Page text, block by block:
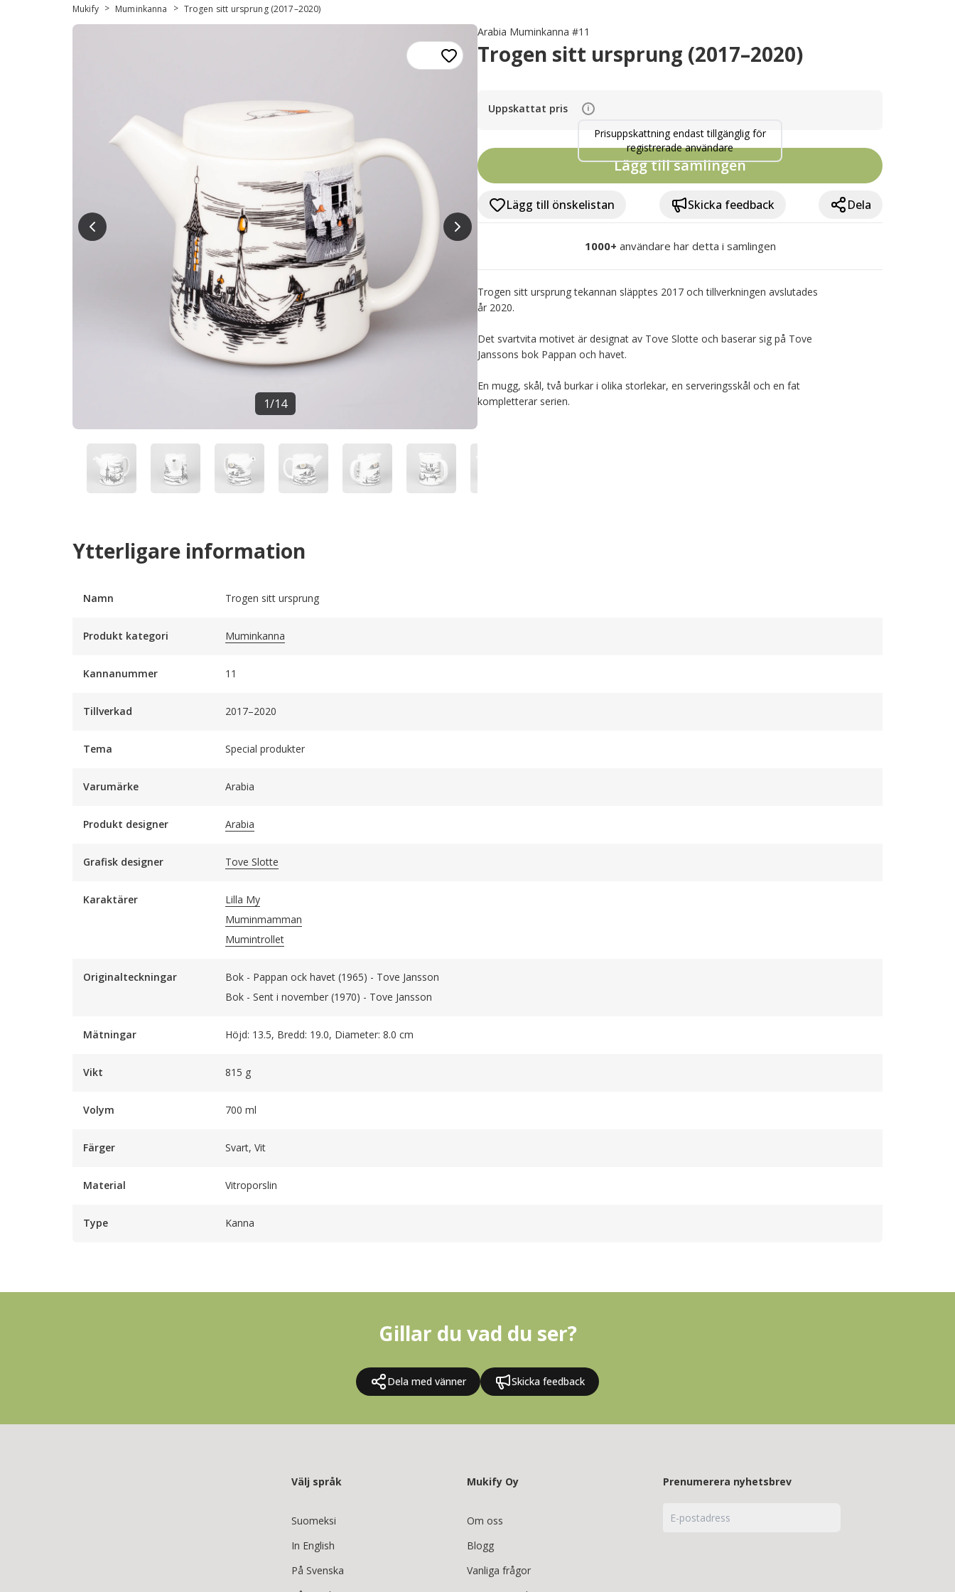
Mukify > Muminkanna > Trogen sitt ursprung (2017–2020)
1/14
Arabia Muminkanna #11
Trogen sitt ursprung (2017–2020)
Uppskattat pris i
Prisuppskattning endast tillgänglig för
registrerade användare
Lägg till samlingen
Lägg till önskelistan Skicka feedback Dela
1000+ användare har detta i samlingen
Trogen sitt ursprung tekannan släpptes 2017 och tillverkningen avslutades
år 2020.
Det svartvita motivet är designat av Tove Slotte och baserar sig på Tove
Janssons bok Pappan och havet.
En mugg, skål, två burkar i olika storlekar, en serveringsskål och en fat
kompletterar serien.
Ytterligare information
Namn Trogen sitt ursprung
Produkt kategori Muminkanna
Kannanummer 11
Tillverkad 2017–2020
Tema Special produkter
Varumärke Arabia
Produkt designer Arabia
Grafisk designer Tove Slotte
Karaktärer
Lilla My
Muminmamman
Mumintrollet
Originalteckningar
Bok - Pappan ock havet (1965) - Tove Jansson
Bok - Sent i november (1970) - Tove Jansson
Mätningar Höjd: 13.5, Bredd: 19.0, Diameter: 8.0 cm
Vikt 815 g
Volym 700 ml
Färger Svart, Vit
Material Vitroporslin
Type Kanna
Gillar du vad du ser?
Dela med vänner Skicka feedback
Välj språk
Suomeksi
In English
På Svenska
Mukify Oy
Om oss
Blogg
Vanliga frågor
Prenumerera nyhetsbrev